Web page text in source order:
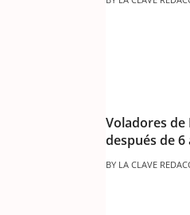
Voladores de
después de 6
BY LA CLAVE